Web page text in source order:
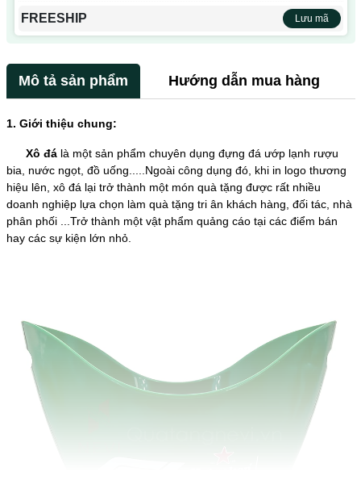
FREESHIP Lưu mã
Mô tả sản phẩm Hướng dẫn mua hàng
1. Giới thiệu chung:
Xô đálà một sản phẩm chuyên dụng đựng đá ướp lạnh rượu
bia, nước ngọt, đồ uống.....Ngoài công dụng đó, khi in logo thương
hiệu lên, xô đá lại trở thành một món quà tặng được rất nhiều
doanh nghiệp lựa chọn làm quà tặng tri ân khách hàng, đối tác, nhà
phân phối ...Trở thành một vật phẩm quảng cáo tại các điểm bán
hay các sự kiện lớn nhỏ.